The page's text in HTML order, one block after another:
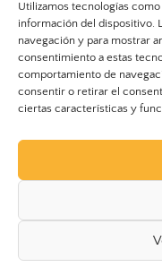
Utilizamos tecnologías
información del dispositivo.
navegación y para mostrar
consentimiento a estas
comportamiento de
consentir o retirar el
ciertas características y